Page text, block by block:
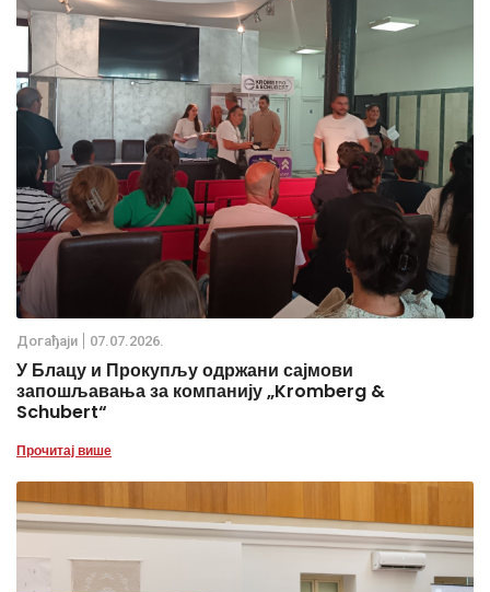
Дoгађаjи 07.07.2026.
У Блацу и Прокупљу одржани сајмови
запошљавања за компанију „Kromberg &
Schubert“
Прочитај више